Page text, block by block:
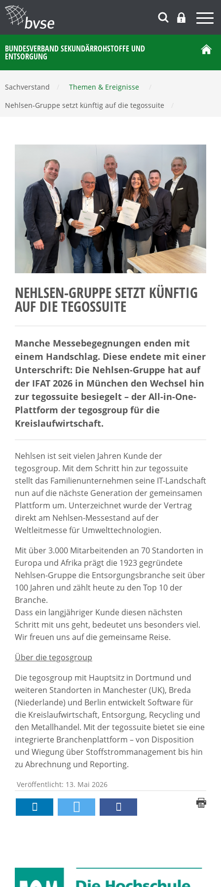
BUNDESVERBAND SEKUNDÄRROHSTOFFE UND
ENTSORGUNG
Sachverstand Themen & Ereignisse
Nehlsen-Gruppe setzt künftig auf die tegossuite
NEHLSEN-GRUPPE SETZT KÜNFTIG
AUF DIE TEGOSSUITE
Manche Messebegegnungen enden mit
einem Handschlag. Diese endete mit einer
Unterschrift: Die Nehlsen-Gruppe hat auf
der IFAT 2026 in München den Wechsel hin
zur tegossuite besiegelt – der All-in-One-
Plattform der tegosgroup für die
Kreislaufwirtschaft.
Nehlsen ist seit vielen Jahren Kunde der
tegosgroup. Mit dem Schritt hin zur tegossuite
stellt das Familienunternehmen seine IT-Landschaft
nun auf die nächste Generation der gemeinsamen
Plattform um. Unterzeichnet wurde der Vertrag
direkt am Nehlsen-Messestand auf der
Weltleitmesse für Umwelttechnologien.
Mit über 3.000 Mitarbeitenden an 70 Standorten in
Europa und Afrika prägt die 1923 gegründete
Nehlsen-Gruppe die Entsorgungsbranche seit über
100 Jahren und zählt heute zu den Top 10 der
Branche.
Dass ein langjähriger Kunde diesen nächsten
Schritt mit uns geht, bedeutet uns besonders viel.
Wir freuen uns auf die gemeinsame Reise.
Über die tegosgroup
Die tegosgroup mit Hauptsitz in Dortmund und
weiteren Standorten in Manchester (UK), Breda
(Niederlande) und Berlin entwickelt Software für
die Kreislaufwirtschaft, Entsorgung, Recycling und
den Metallhandel. Mit der tegossuite bietet sie eine
integrierte Branchenplattform – von Disposition
und Wiegung über Stoffstrommanagement bis hin
zu Abrechnung und Reporting.
Veröffentlicht: 13. Mai 2026